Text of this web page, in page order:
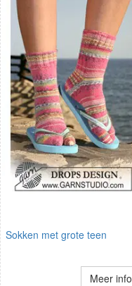
Sokken met grote teen
Meer info